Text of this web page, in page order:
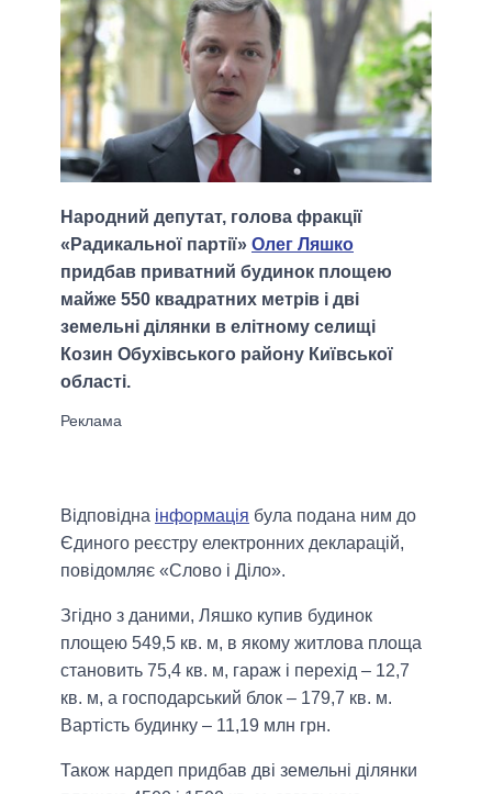
Народний депутат, голова фракції
«Радикальної партії» Олег Ляшко
придбав приватний будинок площею
майже 550 квадратних метрів і дві
земельні ділянки в елітному селищі
Козин Обухівського району Київської
області.
Відповідна інформація була подана ним до
Єдиного реєстру електронних декларацій,
повідомляє «Слово і Діло».
Згідно з даними, Ляшко купив будинок
площею 549,5 кв. м, в якому житлова площа
становить 75,4 кв. м, гараж і перехід – 12,7
кв. м, а господарський блок – 179,7 кв. м.
Вартість будинку – 11,19 млн грн.
Також нардеп придбав дві земельні ділянки